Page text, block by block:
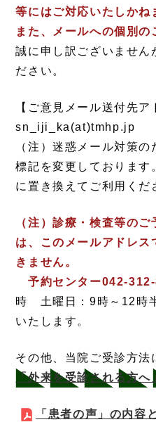
等にはご対応いたしかね
また、メールへの個別の
誠に申し訳ございません
ださい。
【ご意見メール送付先ア
sn_iji_ka(at)tmhp.jp
（注）迷惑メール対策
標記を変更しておりま
に置き換えてご利用くだ
（注）診療・検査等の
は、このメールアドレ
きません。
予約センター042-
時 土曜日：9時～12時
いたします。
その他、当院ご受診方法
「外来を受診される方へ
「患者の声」の内容